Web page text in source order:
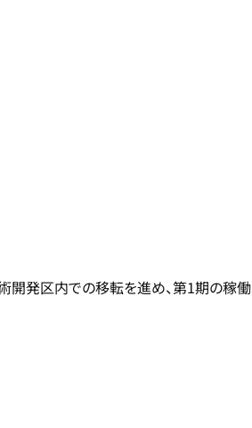
術開発区内での移転を進め、第1期の稼働